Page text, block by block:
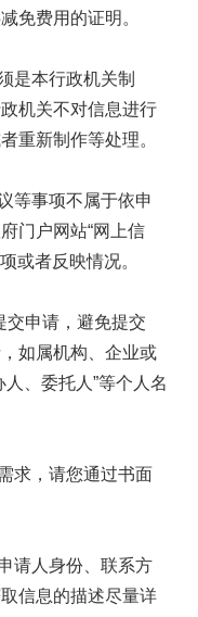
免费用的证明。
是本行政机关制
机关不对信息进行
重新制作等处理。
等事项不属于依申
门户网站“网上信
或者反映情况。
交申请，避免提交
如属机构、企业或
、委托人”等个人名
求，请您通过书面
请人身份、联系方
信息的描述尽量详